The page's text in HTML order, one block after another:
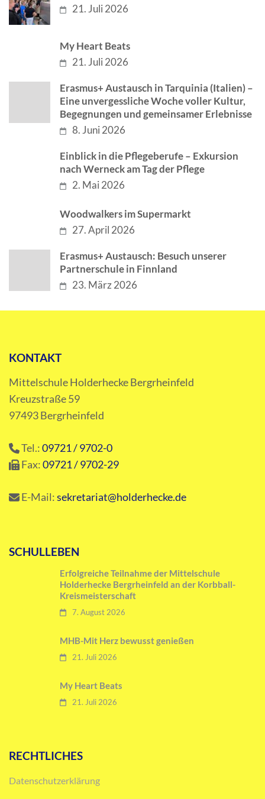
21. Juli 2026
My Heart Beats
21. Juli 2026
Erasmus+ Austausch in Tarquinia (Italien) –
Eine unvergessliche Woche voller Kultur,
Begegnungen und gemeinsamer Erlebnisse
8. Juni 2026
Einblick in die Pflegeberufe – Exkursion
nach Werneck am Tag der Pflege
2. Mai 2026
Woodwalkers im Supermarkt
27. April 2026
Erasmus+ Austausch: Besuch unserer
Partnerschule in Finnland
23. März 2026
KONTAKT
Mittelschule Holderhecke Bergrheinfeld
Kreuzstraße 59
97493 Bergrheinfeld
Tel.:09721 / 9702-0
Fax:09721 / 9702-29
E-Mail:sekretariat@holderhecke.de
SCHULLEBEN
Erfolgreiche Teilnahme der Mittelschule
Holderhecke Bergrheinfeld an der Korbball-
Kreismeisterschaft
7. August 2026
MHB-Mit Herz bewusst genießen
21. Juli 2026
My Heart Beats
21. Juli 2026
RECHTLICHES
Datenschutzerklärung